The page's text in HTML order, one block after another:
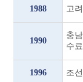
1988 고
1990
충
수료
1996 조